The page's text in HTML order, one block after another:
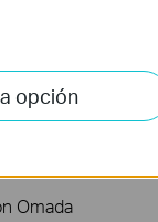
on TP-
Omada
opción